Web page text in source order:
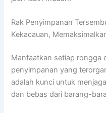
Rak Penyimpanan
Kekacauan,
Manfaatkan setiap rongga
penyimpanan yang
adalah kunci untuk
dan bebas dari barang-